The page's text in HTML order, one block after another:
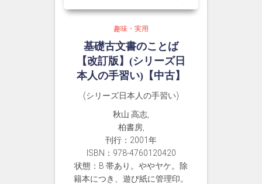
趣味・実用
基礎古文書のことば
【改訂版】(シリーズ日
本人の手習い)【中古】
(シリーズ日本人の手習い)
秋山 高志,
柏書房,
刊行：2001年
ISBN：978-4760120420
状態：B 帯あり。ややヤケ。除
籍本につき、遊び紙に管理印。